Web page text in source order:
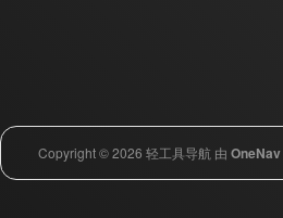
Copyright © 2026 轻工具导航 由 OneNav